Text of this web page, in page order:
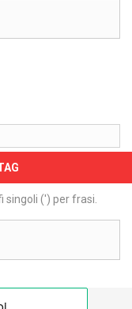
singoli (') per frasi.